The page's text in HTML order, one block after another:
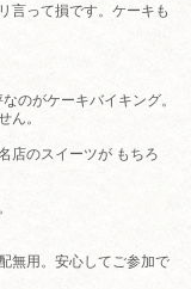
言って損です。ケーキも
のがケーキバイキング。
ん。
店のスイーツが もちろ
無用。安心してご参加で